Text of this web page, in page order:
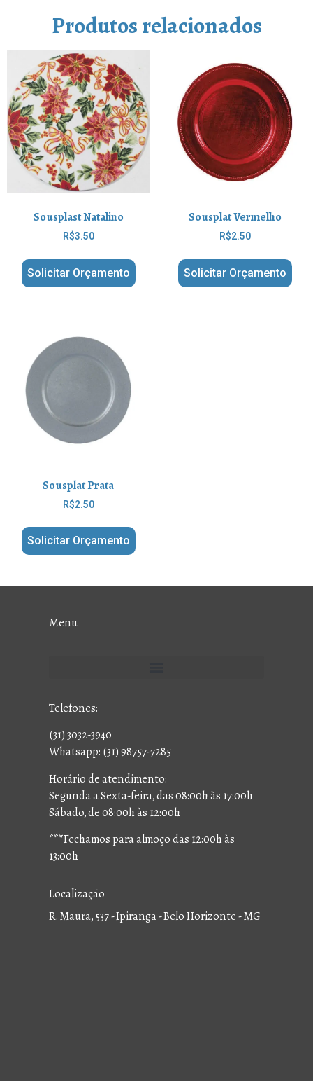
Produtos relacionados
Sousplast Natalino
R$3.50
Solicitar Orçamento
Sousplat Vermelho
R$2.50
Solicitar Orçamento
Sousplat Prata
R$2.50
Solicitar Orçamento
Menu
Telefones:
(31) 3032-3940
Whatsapp: (31) 98757-7285
Horário de atendimento:
Segunda a Sexta-feira, das 08:00h às 17:00h
Sábado, de 08:00h às 12:00h
***Fechamos para almoço das 12:00h às
13:00h
Localização
R. Maura, 537 - Ipiranga - Belo Horizonte - MG